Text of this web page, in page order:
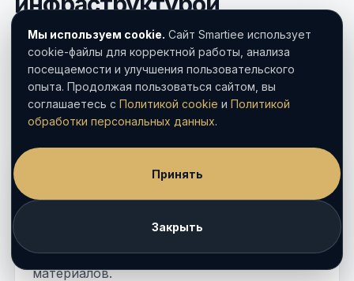
Мы помогаем юридическим фирмам выбрать,
какие каналы нужны именно им: рейтинги, PR,
сайт, публикации, мероприятия, SEO или AI-
видимость.
Юридические рейтинги
Подготовка заявок, практик, проектов,
клиентских списков и позиционирующих
материалов.
Мы используем cookie. Сайт Smartiee использует
cookie-файлы для корректной работы, анализа
посещаемости и улучшения пользовательского
опыта. Продолжая пользоваться сайтом, вы
соглашаетесь с Политикой cookie и Политикой
обработки персональных данных.
Принять
Закрыть